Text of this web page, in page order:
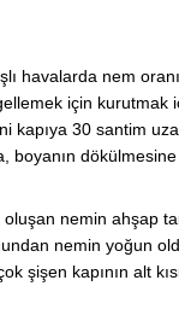
havalarda nem
için
kapıya 30 santim
boyanın
nemin ahşap
nemin yoğun
şişen kapının alt